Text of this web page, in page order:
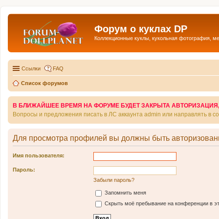
Форум о куклах DP
Коллекционные куклы, кукольная фотография,
Ссылки FAQ
Список форумов
В БЛИЖАЙШЕЕ ВРЕМЯ НА ФОРУМЕ БУДЕТ ЗАКРЫТА
Вопросы и предложения писать в ЛС аккаунта admin или направлять в
Для просмотра профилей вы должны быть
Имя пользователя:
Пароль:
Забыли пароль?
Запомнить меня
Скрыть моё пребывание на конференции в